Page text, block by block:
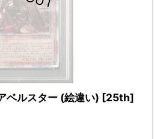
ベルスター (絵違い) [25th]